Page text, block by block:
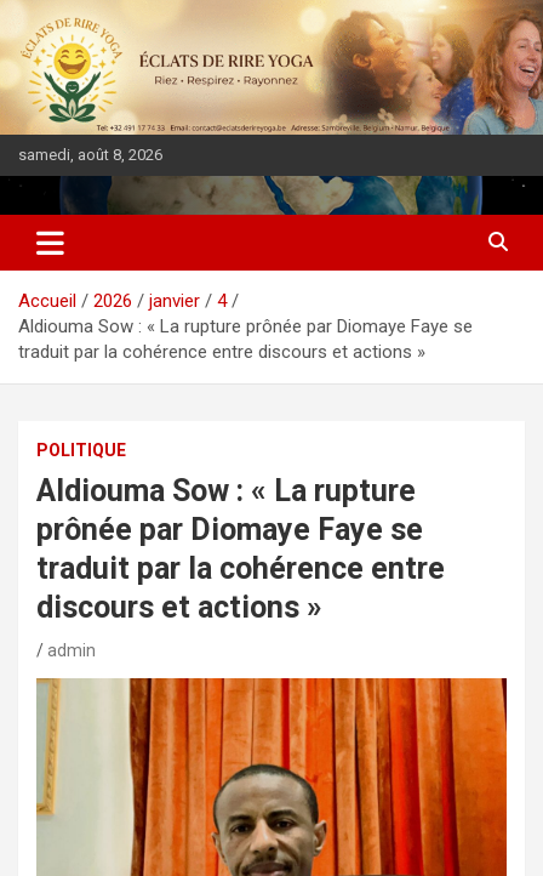
samedi, août 8, 2026
DIASPORA PULSE
Accueil 2026 janvier
4
Aldiouma Sow : « La rupture prônée par Diomaye Faye se
traduit par la cohérence entre discours et actions »
POLITIQUE
Aldiouma Sow : « La rupture
prônée par Diomaye Faye se
traduit par la cohérence entre
discours et actions »
admin